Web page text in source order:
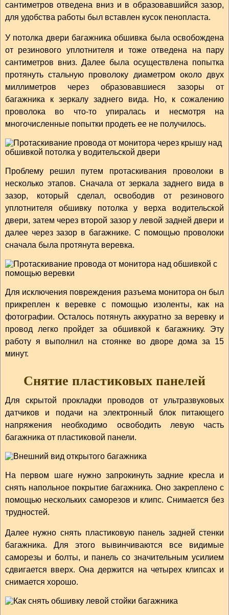
сантиметров отведена вниз и в образовавшийся зазор,
для удобства работы был вставлен кусок пенопласта.
У потолка двери багажника обшивка была освобождена
от резинового уплотнителя и тоже отведена на пару
сантиметров вниз. Далее была осуществлена попытка
протянуть стальную проволоку диаметром около двух
миллиметров через образовавшиеся зазоры от
багажника к зеркалу заднего вида. Но, к сожалению
проволока во что-то упиралась и несмотря на
многочисленные попытки продеть ее не получилось.
Проблему решил путем протаскивания проволоки в
несколько этапов. Сначала от зеркала заднего вида в
зазор, который сделал, освободив от резинового
уплотнителя обшивку потолка у верха водительской
двери, затем через второй зазор у левой задней двери и
далее через зазор в багажнике. С помощью проволоки
сначала была протянута веревка.
Для исключения повреждения разъема монитора он был
прикреплен к веревке с помощью изоленты, как на
фотографии. Осталось потянуть аккуратно за веревку и
провод легко пройдет за обшивкой к багажнику. Эту
работу я выполнил на стоянке во дворе дома за 15
минут.
Снятие пластиковых панелей
Для скрытой прокладки проводов от ультразвуковых
датчиков и подачи на электронный блок питающего
напряжения необходимо освободить левую часть
багажника от пластиковой панели.
На первом шаге нужно запрокинуть задние кресла и
снять напольное покрытие багажника. Оно закреплено с
помощью нескольких саморезов и клипс. Снимается без
трудностей.
Далее нужно снять пластиковую панель задней стенки
багажника. Для этого вывинчиваются все видимые
саморезы и болты, и панель со значительным усилием
сдвигается вверх. Она держится на четырех клипсах и
снимается хорошо.